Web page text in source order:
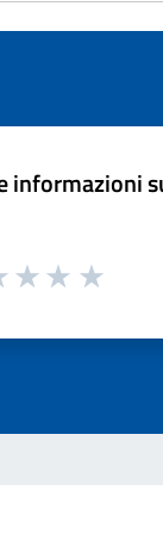
informazioni